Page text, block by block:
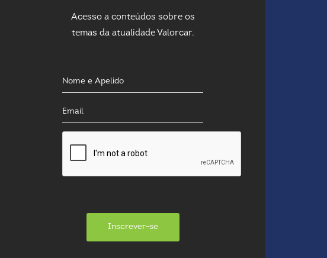
Acesso a conteúdos sobre os
temas da atualidade Valorcar.
Inscrever-se